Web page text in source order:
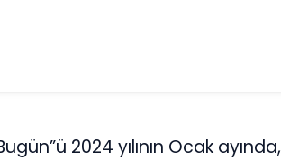
2024 yılının Ocak ayında,